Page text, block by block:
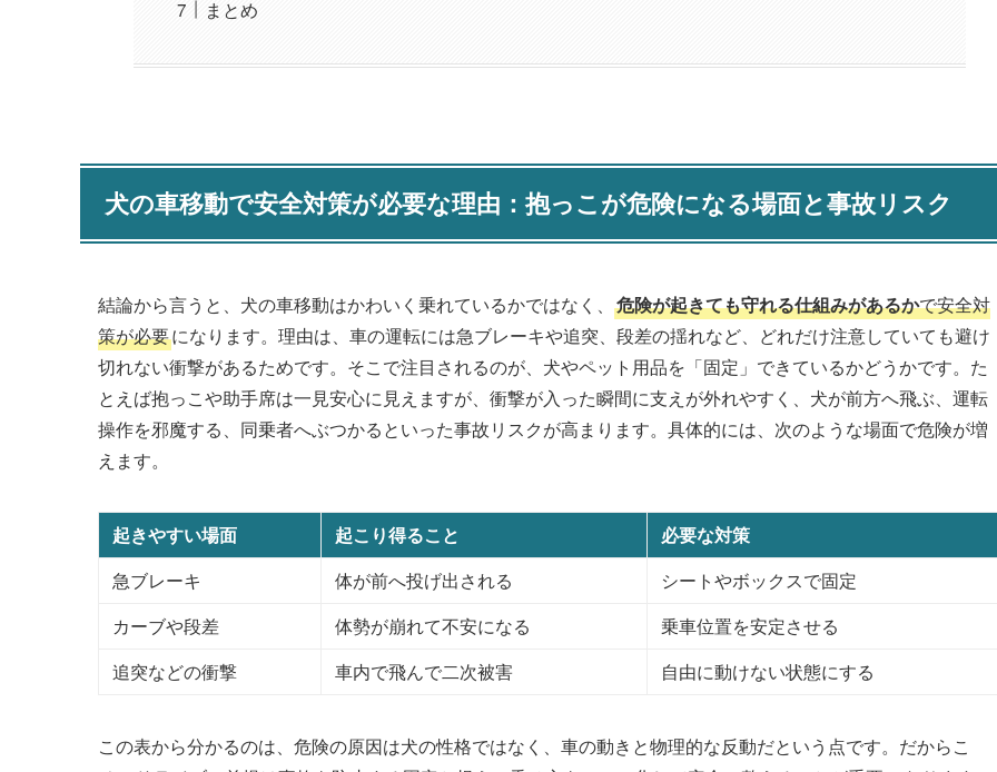
まとめ
犬の車移動で安全対策が必要な理由：抱っこが危険になる場面と事故リスク
結論から言うと、犬の車移動はかわいく乗れているかではなく、 危険が起きても守れる仕組みがあるかで安全対
策が必要になります。理由は、車の運転には急ブレーキや追突、段差の揺れなど、どれだけ注意していても避け
切れない衝撃があるためです。そこで注目されるのが、犬やペット用品を「固定」できているかどうかです。た
とえば抱っこや助手席は一見安心に見えますが、衝撃が入った瞬間に支えが外れやすく、犬が前方へ飛ぶ、運転
操作を邪魔する、同乗者へぶつかるといった事故リスクが高まります。具体的には、次のような場面で危険が増
えます。
起きやすい場面 起こり得ること
必要な対策
急ブレーキ
体が前へ投げ出される
シートやボックスで固定
カーブや段差
体勢が崩れて不安になる
乗車位置を安定させる
追突などの衝撃
車内で飛んで二次被害 自由に動けない状態にする
この表から分かるのは、危険の原因は犬の性格ではなく、車の動きと物理的な反動だという点です。だからこ